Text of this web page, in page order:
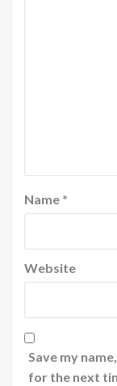
Name *
Website
Save my
for the next